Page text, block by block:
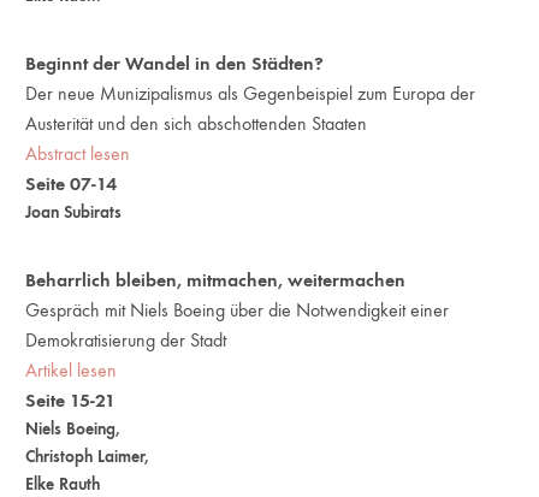
Seite 07-14
Joan Subirats
Beginnt der Wandel in den Städten?
Der neue Munizipalismus als Gegenbeispiel zum Europa der
Austerität und den sich abschottenden Staaten
Abstract lesen
Seite 15-21
Niels Boeing,
Christoph Laimer,
Elke Rauth
Beharrlich bleiben, mitmachen, weitermachen
Gespräch mit Niels Boeing über die Notwendigkeit einer
Demokratisierung der Stadt
Artikel lesen